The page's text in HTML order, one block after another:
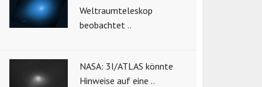
Weltraumteleskop
beobachtet ..
NASA: 3I/ATLAS könnte
Hinweise auf eine ..